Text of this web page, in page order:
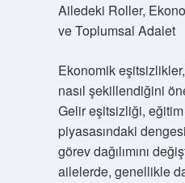
Ailedeki Roller,
ve Toplumsal Adalet
Ekonomik
nasıl şekillendiğini
Gelir eşitsizliği,
piyasasındaki
görev dağılımını
ailelerde, genellikle